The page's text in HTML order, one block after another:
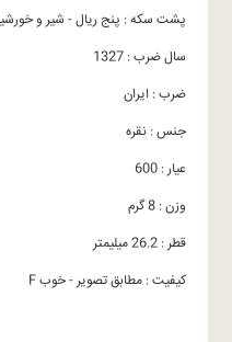
پشت سکه : پنج ریال - شیر و
سال ضرب : 1327
ضرب : ایران
جنس : نقره
عیار : 600
وزن : 8 گرم
قطر : 26.2 میلیمتر
کیفیت : مطابق تصویر - خوب F